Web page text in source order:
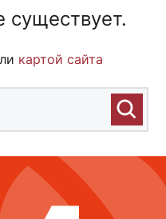
существует.
картой сайта